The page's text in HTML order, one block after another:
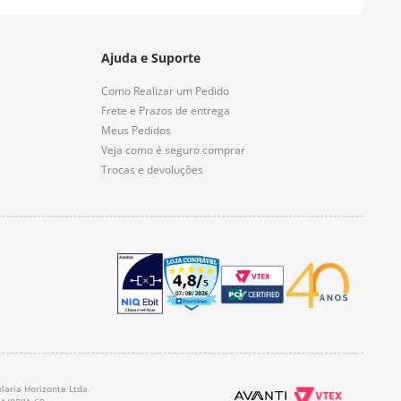
Ajuda e Suporte
Como Realizar um Pedido
Frete e Prazos de entrega
Meus Pedidos
Veja como é seguro comprar
Trocas e devoluções
Horizonte Ltda.